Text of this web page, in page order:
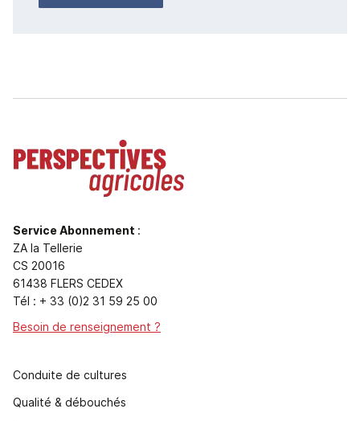
Service Abonnement :
ZA la Tellerie
CS 20016
61438 FLERS CEDEX
Tél : + 33 (0)2 31 59 25 00
Besoin de renseignement ?
Conduite de cultures
Qualité & débouchés